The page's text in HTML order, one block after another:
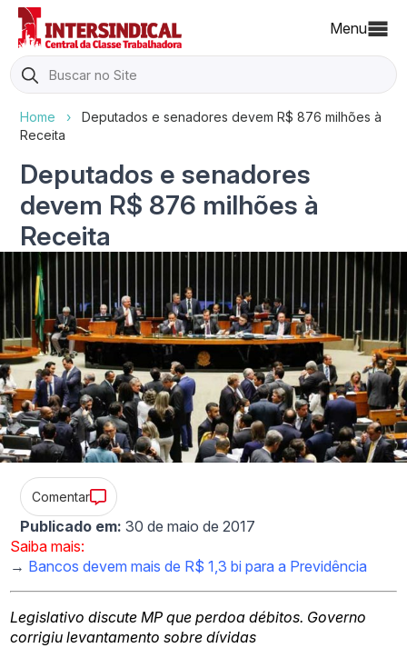
Menu
Search
for:
Home ›
Deputados e senadores devem R$ 876 milhões à
Receita
Deputados e senadores
devem R$ 876 milhões à
Receita
Comentar
Publicado em: 30 de maio de 2017
Saiba mais:
→ Bancos devem mais de R$ 1,3 bi para a Previdência
Legislativo discute MP que perdoa débitos. Governo
corrigiu levantamento sobre dívidas